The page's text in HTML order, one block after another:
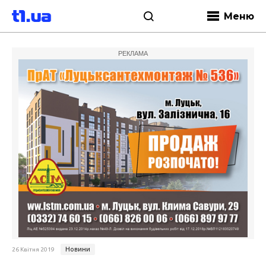
Меню
РЕКЛАМА
26 Квітня 2019 Новини